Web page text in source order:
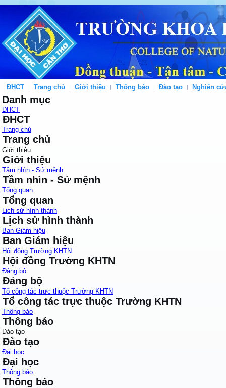
ĐHCT Trang chủ Giới thiệu Thông báo Đào tạo Nghiên
Danh mục
ĐHCT
ĐHCT
Trang chủ
Trang chủ
Giới thiệu
Giới thiệu
Tầm nhìn - Sứ mệnh
Tầm nhìn - Sứ mệnh
Tổng quan
Tổng quan
Lịch sử hình thành
Lịch sử hình thành
Ban Giám hiệu
Ban Giám hiệu
Hội đồng Trường KHTN
Hội đồng Trường KHTN
Đảng bộ
Đảng bộ
Tổ công tác trực thuộc Trường KHTN
Tổ công tác trực thuộc Trường KHTN
Thông báo
Thông báo
Đào tạo
Đào tạo
Đại học
Đại học
Thông báo
Thông báo